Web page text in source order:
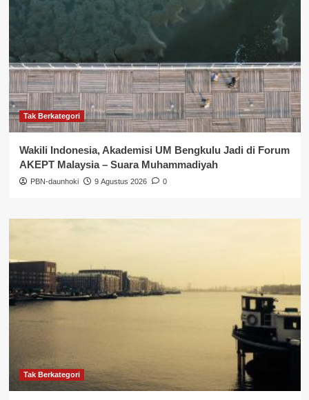
Tak Berkategori
Wakili Indonesia, Akademisi UM Bengkulu Jadi di Forum
AKEPT Malaysia – Suara Muhammadiyah
PBN-daunhoki 9 Agustus 2026 0
Tak Berkategori